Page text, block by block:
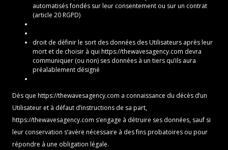
automatisés fondés sur leur consentement ou sur un contrat
(article 20 RGPD)
droit de définir le sort des données des Utilisateurs après leur
mort et de choisir à qui https://thewavesagency.com devra
communiquer (ou non) ses données à un tiers qu’ils aura
préalablement désigné
Dès que https://thewavesagency.com a connaissance du décès d’un
Utilisateur et à défaut d’instructions de sa part,
https://thewavesagency.com s’engage à détruire ses données, sauf si
leur conservation s’avère nécessaire à des fins probatoires ou pour
répondre à une obligation légale.